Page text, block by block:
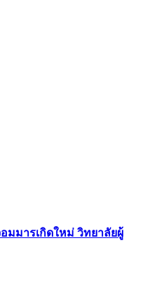
อมมารเกิดใหม่ วิทยาลัยผู้